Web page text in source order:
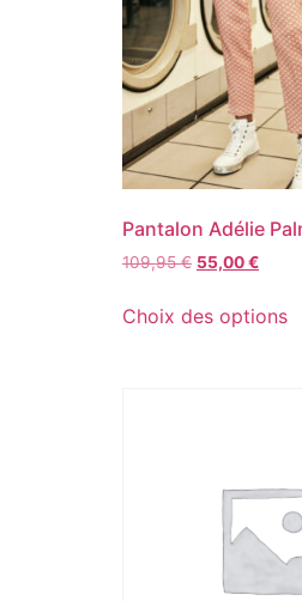
Pantalon Adélie
109,95€ 55,00€
Choix des options